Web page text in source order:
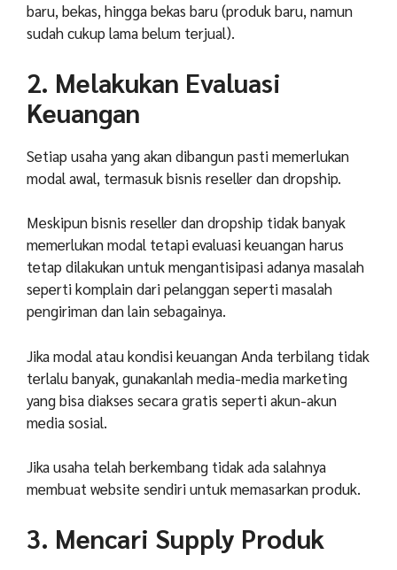
baru, bekas, hingga bekas baru (produk baru, namun
sudah cukup lama belum terjual).
2. Melakukan Evaluasi
Keuangan
Setiap usaha yang akan dibangun pasti memerlukan
modal awal, termasuk bisnis reseller dan dropship.
Meskipun bisnis reseller dan dropship tidak banyak
memerlukan modal tetapi evaluasi keuangan harus
tetap dilakukan untuk mengantisipasi adanya masalah
seperti komplain dari pelanggan seperti masalah
pengiriman dan lain sebagainya.
Jika modal atau kondisi keuangan Anda terbilang tidak
terlalu banyak, gunakanlah media-media marketing
yang bisa diakses secara gratis seperti akun-akun
media sosial.
Jika usaha telah berkembang tidak ada salahnya
membuat website sendiri untuk memasarkan produk.
3. Mencari Supply Produk